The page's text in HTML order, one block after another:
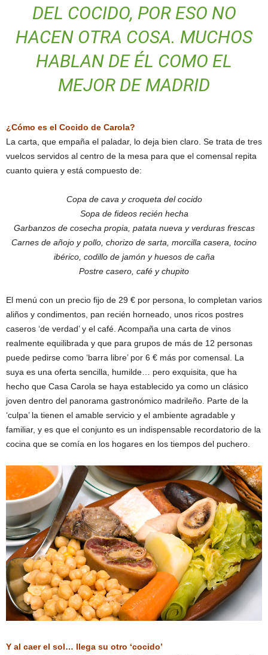
DEL COCIDO, POR ESO NO
HACEN OTRA COSA. MUCHOS
HABLAN DE ÉL COMO EL
MEJOR DE MADRID
¿Cómo es el Cocido de Carola?
La carta, que empaña el paladar, lo deja bien claro. Se trata de tres
vuelcos servidos al centro de la mesa para que el comensal repita
cuanto quiera y está compuesto de:
Copa de cava y croqueta del cocido
Sopa de fideos recién hecha
Garbanzos de cosecha propia, patata nueva y verduras frescas
Carnes de añojo y pollo, chorizo de sarta, morcilla casera, tocino
ibérico, codillo de jamón y huesos de caña
Postre casero, café y chupito
El menú con un precio fijo de 29 € por persona, lo completan varios
aliños y condimentos, pan recién horneado, unos ricos postres
caseros ‘de verdad’ y el café. Acompaña una carta de vinos
realmente equilibrada y que para grupos de más de 12 personas
puede pedirse como ‘barra libre’ por 6 € más por comensal. La
suya es una oferta sencilla, humilde… pero exquisita, que ha
hecho que Casa Carola se haya establecido ya como un clásico
joven dentro del panorama gastronómico madrileño. Parte de la
‘culpa’ la tienen el amable servicio y el ambiente agradable y
familiar, y es que el conjunto es un indispensable recordatorio de la
cocina que se comía en los hogares en los tiempos del puchero.
Y al caer el sol… llega su otro ‘cocido’